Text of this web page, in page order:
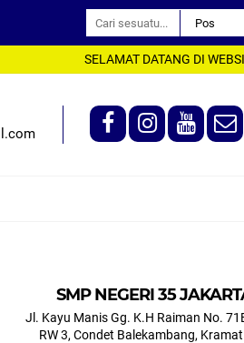
SELAMAT DATANG DI
SMP NEGERI 35
Jl. Kayu Manis Gg. K.H Raiman No.
RW 3, Condet Balekambang,